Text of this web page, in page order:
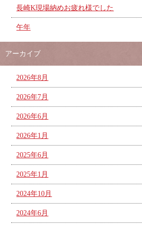
長崎K現場納めお疲れ様でした
午年
アーカイブ
2026年8月
2026年7月
2026年6月
2026年1月
2025年6月
2025年1月
2024年10月
2024年6月